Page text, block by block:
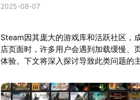
2025-08-07
Steam因其庞大的游戏库和活跃社区，
店页面时，许多用户会遇到加载缓慢、
体验。下文将深入探讨导致此类问题的